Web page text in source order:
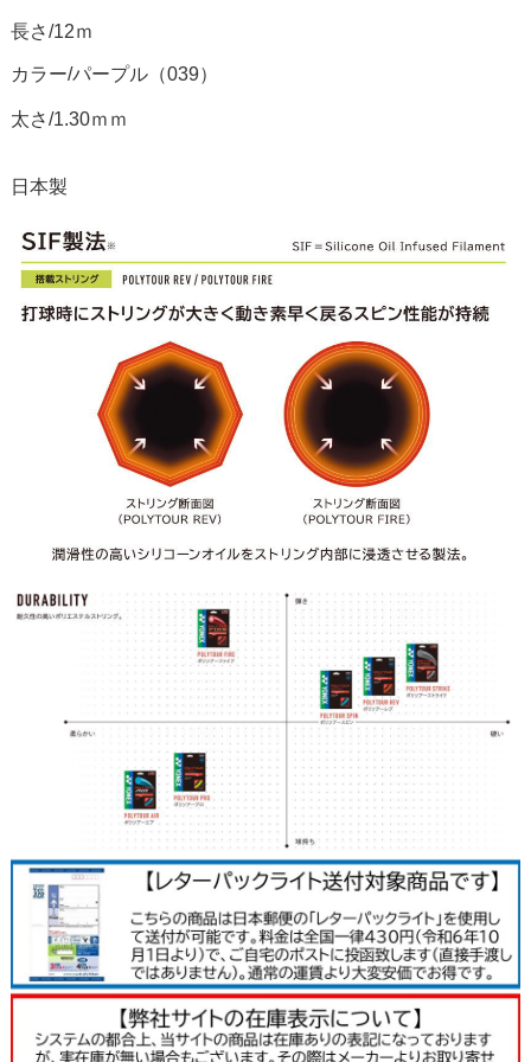
長さ/12ｍ
カラー/パープル（039）
太さ/1.30ｍｍ
日本製